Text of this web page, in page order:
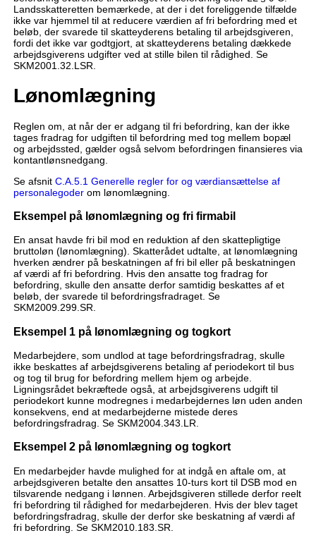
Landsskatteretten bemærkede, at der i det foreliggende tilfælde
ikke var hjemmel til at reducere værdien af fri befordring med et
beløb, der svarede til skatteyderens betaling til arbejdsgiveren,
fordi det ikke var godtgjort, at skatteyderens betaling dækkede
arbejdsgiverens udgifter ved at stille bilen til rådighed. Se
SKM2001.32.LSR.
Lønomlægning
Reglen om, at når der er adgang til fri befordring, kan der ikke
tages fradrag for udgiften til befordring med tog mellem bopæl
og arbejdssted, gælder også selvom befordringen finansieres via
kontantlønsnedgang.
Se afsnit C.A.5.1 Generelle regler for og værdiansættelse af
personalegoderom lønomlægning.
Eksempel på lønomlægning og fri firmabil
En ansat havde fri bil mod en reduktion af den skattepligtige
bruttoløn (lønomlægning). Skatterådet udtalte, at lønomlægning
hverken ændrer på beskatningen af fri bil eller på beskatningen
af værdi af fri befordring. Hvis den ansatte tog fradrag for
befordring, skulle den ansatte derfor samtidig beskattes af et
beløb, der svarede til befordringsfradraget. Se
SKM2009.299.SR.
Eksempel 1 på lønomlægning og togkort
Medarbejdere, som undlod at tage befordringsfradrag, skulle
ikke beskattes af arbejdsgiverens betaling af periodekort til bus
og tog til brug for befordring mellem hjem og arbejde.
Ligningsrådet bekræftede også, at arbejdsgiverens udgift til
periodekort kunne modregnes i medarbejdernes løn uden anden
konsekvens, end at medarbejderne mistede deres
befordringsfradrag. Se SKM2004.343.LR.
Eksempel 2 på lønomlægning og togkort
En medarbejder havde mulighed for at indgå en aftale om, at
arbejdsgiveren betalte den ansattes 10-turs kort til DSB mod en
tilsvarende nedgang i lønnen. Arbejdsgiveren stillede derfor reelt
fri befordring til rådighed for medarbejderen. Hvis der blev taget
befordringsfradrag, skulle der derfor ske beskatning af værdi af
fri befordring. Se SKM2010.183.SR.